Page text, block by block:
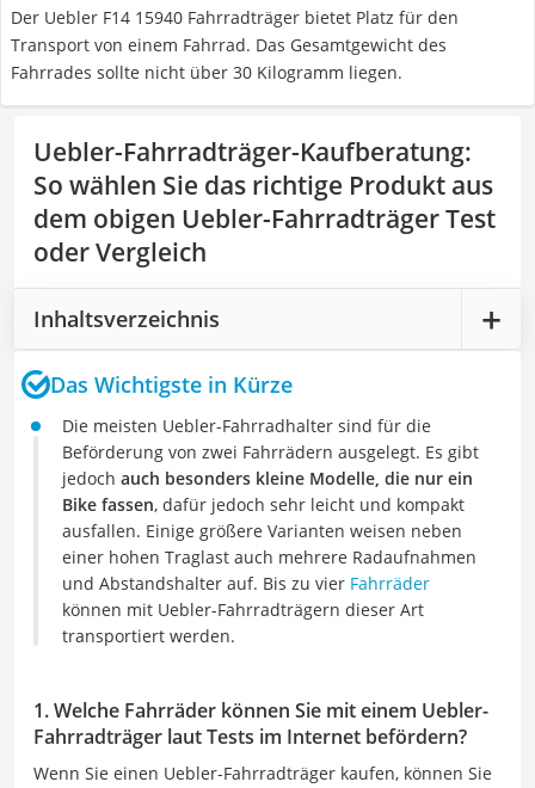
Der Uebler F14 15940 Fahrradträger bietet Platz für den
Transport von einem Fahrrad. Das Gesamtgewicht des
Fahrrades sollte nicht über 30 Kilogramm liegen.
Uebler-Fahrradträger-Kaufberatung:
So wählen Sie das richtige Produkt aus
dem obigen Uebler-Fahrradträger Test
oder Vergleich
Inhaltsverzeichnis
Das Wichtigste in Kürze
Die meisten Uebler-Fahrradhalter sind für die
Beförderung von zwei Fahrrädern ausgelegt. Es gibt
jedoch auch besonders kleine Modelle, die nur ein
Bike fassen, dafür jedoch sehr leicht und kompakt
ausfallen. Einige größere Varianten weisen neben
einer hohen Traglast auch mehrere Radaufnahmen
und Abstandshalter auf. Bis zu vier Fahrräder
können mit Uebler-Fahrradträgern dieser Art
transportiert werden.
1. Welche Fahrräder können Sie mit einem Uebler-
Fahrradträger laut Tests im Internet befördern?
Wenn Sie einen Uebler-Fahrradträger kaufen, können Sie